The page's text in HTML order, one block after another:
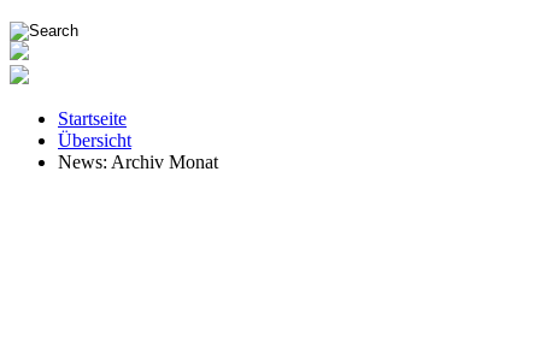
Startseite
Übersicht
News: Archiv Monat